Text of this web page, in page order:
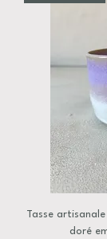
Tasse
doré